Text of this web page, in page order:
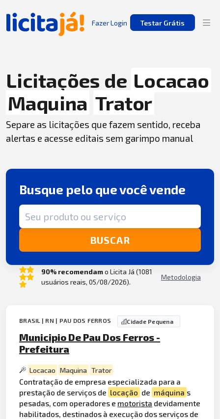
Fazer Login Testar Grátis
Licitações de Locacao
Maquina Trator
Separe as licitações que fazem sentido, receba
alertas e acesse editais sem garimpo manual
Busque pelo que você vende
Termo de busca
BUSCAR
90% recomendamo Licita Já (1081
usuários reais, 05/08/2026).
Metodologia
BRASIL | RN | PAU DOS FERROS Cidade Pequena
Municipio De Pau Dos Ferros -
Prefeitura
Locacao Maquina Trator
Contratação de empresa especializada para a
prestação de serviços de locação de máquina s
pesadas, com operadores e motorista devidamente
habilitados, destinados à execução dos serviços de